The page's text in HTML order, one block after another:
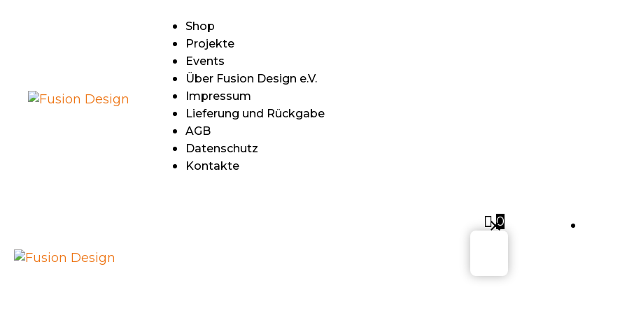
Shop
Projekte
Events
Über Fusion Design e.V.
Impressum
Lieferung und Rückgabe
AGB
Datenschutz
Kontakte
0